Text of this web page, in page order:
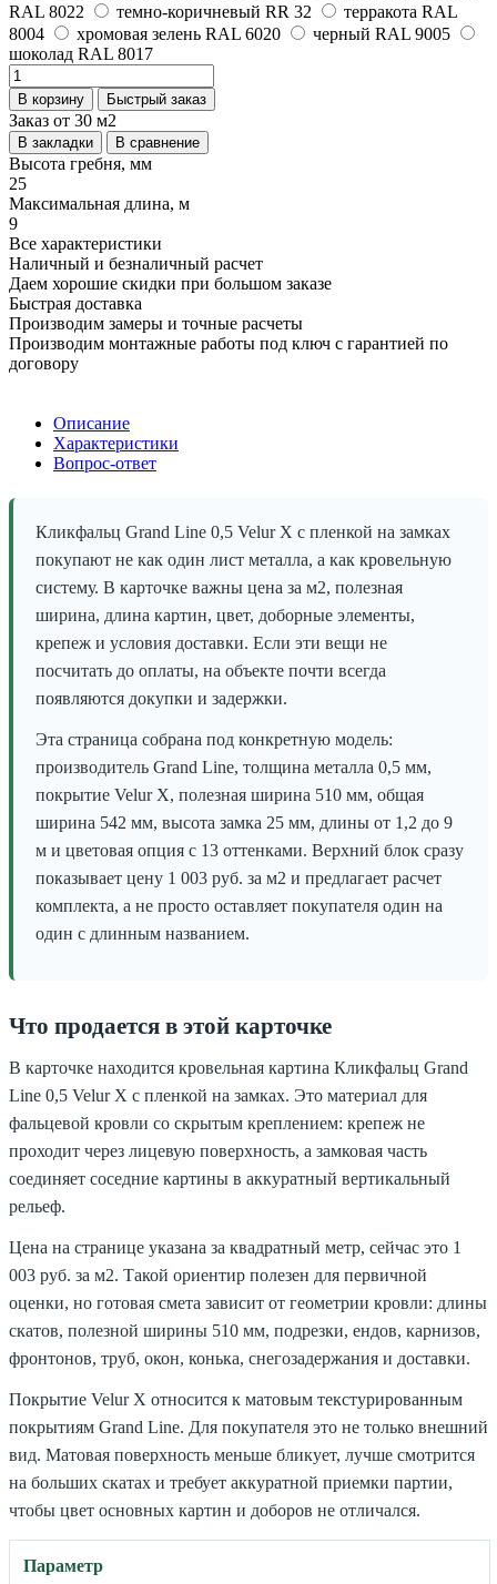
RAL 8022
темно-коричневый RR 32
терракота RAL
8004
хромовая зелень RAL 6020
черный RAL 9005
шоколад RAL 8017
В корзину Быстрый заказ
Заказ от 30 м2
В закладки В сравнение
Высота гребня, мм
25
Максимальная длина, м
9
Все характеристики
Наличный и безналичный расчет
Даем хорошие скидки при большом заказе
Быстрая доставка
Производим замеры и точные расчеты
Производим монтажные работы под ключ с гарантией по
договору
Описание
Характеристики
Вопрос-ответ
Кликфальц Grand Line 0,5 Velur X с пленкой на замках
покупают не как один лист металла, а как кровельную
систему. В карточке важны цена за м2, полезная
ширина, длина картин, цвет, доборные элементы,
крепеж и условия доставки. Если эти вещи не
посчитать до оплаты, на объекте почти всегда
появляются докупки и задержки.
Эта страница собрана под конкретную модель:
производитель Grand Line, толщина металла 0,5 мм,
покрытие Velur X, полезная ширина 510 мм, общая
ширина 542 мм, высота замка 25 мм, длины от 1,2 до 9
м и цветовая опция с 13 оттенками. Верхний блок сразу
показывает цену 1 003 руб. за м2 и предлагает расчет
комплекта, а не просто оставляет покупателя один на
один с длинным названием.
Что продается в этой карточке
В карточке находится кровельная картина Кликфальц Grand
Line 0,5 Velur X с пленкой на замках. Это материал для
фальцевой кровли со скрытым креплением: крепеж не
проходит через лицевую поверхность, а замковая часть
соединяет соседние картины в аккуратный вертикальный
рельеф.
Цена на странице указана за квадратный метр, сейчас это 1
003 руб. за м2. Такой ориентир полезен для первичной
оценки, но готовая смета зависит от геометрии кровли: длины
скатов, полезной ширины 510 мм, подрезки, ендов, карнизов,
фронтонов, труб, окон, конька, снегозадержания и доставки.
Покрытие Velur X относится к матовым текстурированным
покрытиям Grand Line. Для покупателя это не только внешний
вид. Матовая поверхность меньше бликует, лучше смотрится
на больших скатах и требует аккуратной приемки партии,
чтобы цвет основных картин и доборов не отличался.